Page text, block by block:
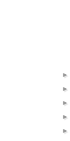
►
►
►
►
►